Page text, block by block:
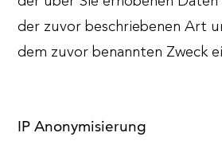
der zuvor beschriebenen Art
dem zuvor benannten Zweck
IP Anonymisierung